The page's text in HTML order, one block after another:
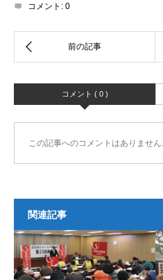
コメント: 0
コメント ( 0 )
この記事へのコメントはありません
関連記事